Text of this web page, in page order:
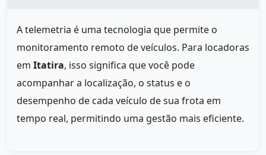
A telemetria é uma tecnologia que permite o
monitoramento remoto de veículos. Para locadoras
em Itatira, isso significa que você pode
acompanhar a localização, o status e o
desempenho de cada veículo de sua frota em
tempo real, permitindo uma gestão mais eficiente.